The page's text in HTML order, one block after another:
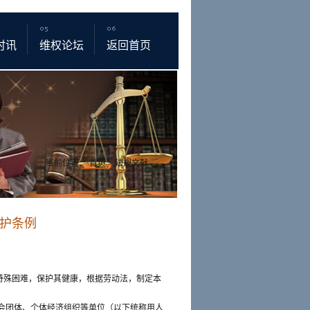
讯 维权论坛 返回首页
当前位置：首页> 法规文献
条例
困难，保护其健康，根据劳动法，制定本
团体、个体经济组织等单位（以下统称用人